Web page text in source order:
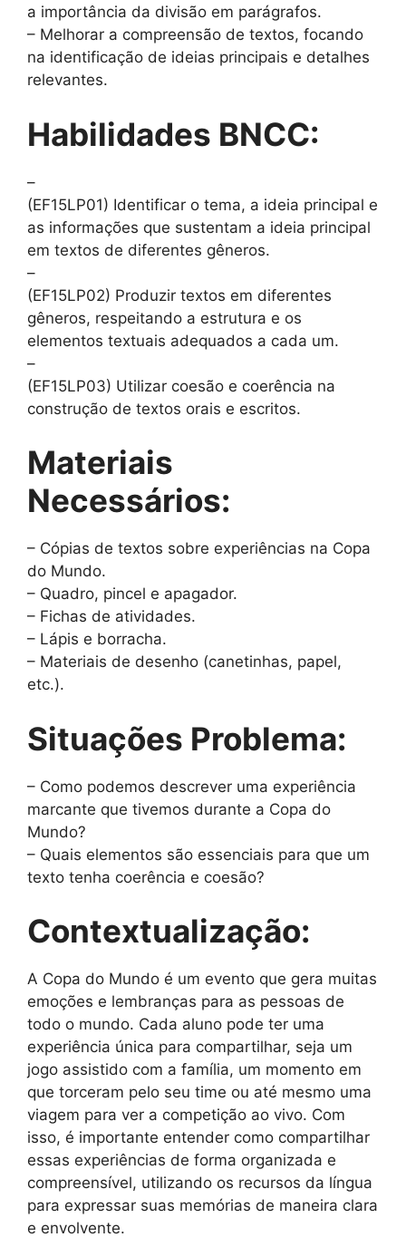
a importância da divisão em parágrafos.
– Melhorar a compreensão de textos, focando
na identificação de ideias principais e detalhes
relevantes.
Habilidades BNCC:
–
(EF15LP01) Identificar o tema, a ideia principal e
as informações que sustentam a ideia principal
em textos de diferentes gêneros.
–
(EF15LP02) Produzir textos em diferentes
gêneros, respeitando a estrutura e os
elementos textuais adequados a cada um.
–
(EF15LP03) Utilizar coesão e coerência na
construção de textos orais e escritos.
Materiais
Necessários:
– Cópias de textos sobre experiências na Copa
do Mundo.
– Quadro, pincel e apagador.
– Fichas de atividades.
– Lápis e borracha.
– Materiais de desenho (canetinhas, papel,
etc.).
Situações Problema:
– Como podemos descrever uma experiência
marcante que tivemos durante a Copa do
Mundo?
– Quais elementos são essenciais para que um
texto tenha coerência e coesão?
Contextualização:
A Copa do Mundo é um evento que gera muitas
emoções e lembranças para as pessoas de
todo o mundo. Cada aluno pode ter uma
experiência única para compartilhar, seja um
jogo assistido com a família, um momento em
que torceram pelo seu time ou até mesmo uma
viagem para ver a competição ao vivo. Com
isso, é importante entender como compartilhar
essas experiências de forma organizada e
compreensível, utilizando os recursos da língua
para expressar suas memórias de maneira clara
e envolvente.